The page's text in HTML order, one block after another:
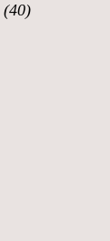
(40)